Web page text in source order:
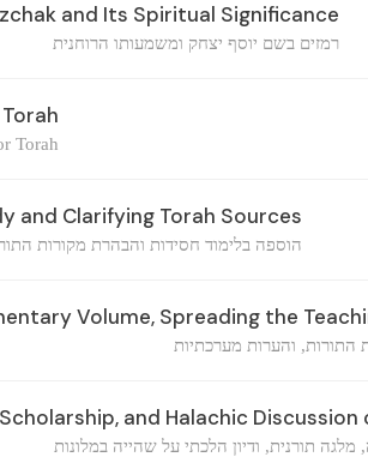
and Its Spiritual Significance
רמזים בשם יוסף יצחק ומשמעותו הרוחנית
Torah
and Clarifying Torah Sources
הוספה בלימוד חסידות והבהרת מקורות
Volume, Spreading the
והערות מערכתיות
and Halachic
תורנית, ודיון הלכתי על שהייה במלונות